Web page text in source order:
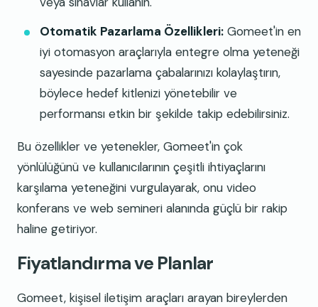
Otomatik Pazarlama Özellikleri: Gomeet'in en
iyi otomasyon araçlarıyla entegre olma yeteneği
sayesinde pazarlama çabalarınızı kolaylaştırın,
böylece hedef kitlenizi yönetebilir ve
performansı etkin bir şekilde takip edebilirsiniz.
Bu özellikler ve yetenekler, Gomeet'in çok
yönlülüğünü ve kullanıcılarının çeşitli ihtiyaçlarını
karşılama yeteneğini vurgulayarak, onu video
konferans ve web semineri alanında güçlü bir rakip
haline getiriyor.
Fiyatlandırma ve Planlar
Gomeet, kişisel iletişim araçları arayan bireylerden